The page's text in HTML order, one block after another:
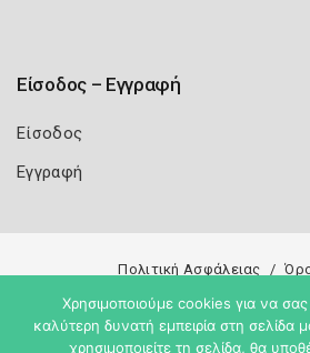
Είσοδος – Εγγραφή
Είσοδος
Εγγραφή
Πολιτική Ασφάλειας
Copyright 2026
Χρησιμοποιούμε cookies για να
καλύτερη δυνατή εμπειρία στη σελίδα
χρησιμοποιείτε τη σελίδα, θα